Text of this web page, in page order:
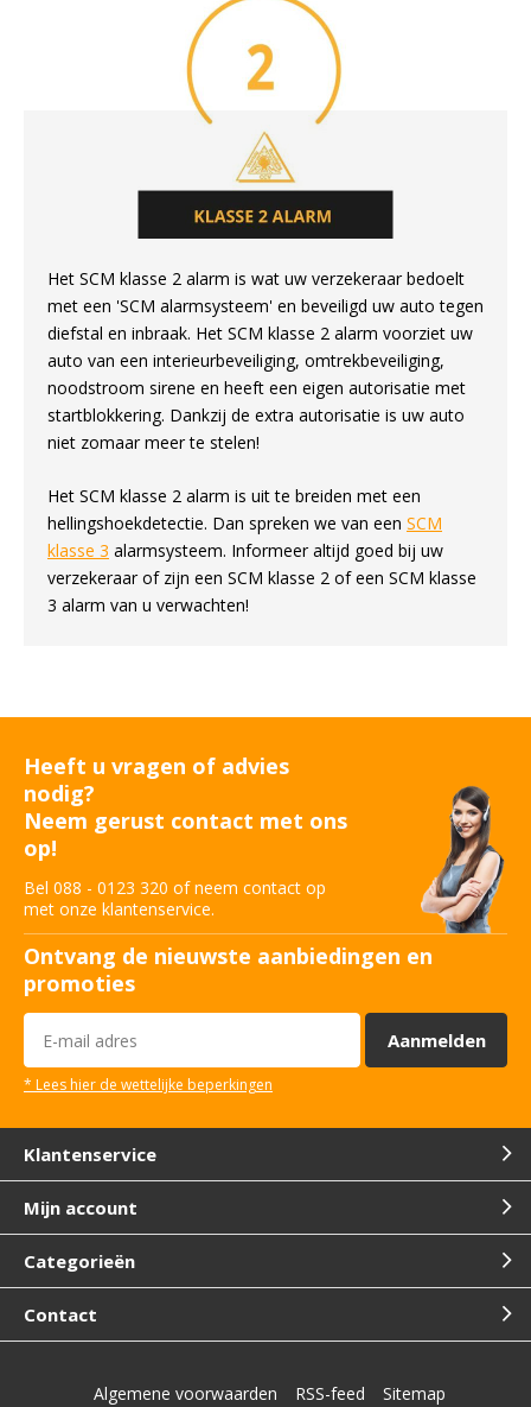
Het SCM klasse 2 alarm is wat uw verzekeraar bedoelt
met een 'SCM alarmsysteem' en beveiligd uw auto tegen
diefstal en inbraak. Het SCM klasse 2 alarm voorziet uw
auto van een interieurbeveiliging, omtrekbeveiliging,
noodstroom sirene en heeft een eigen autorisatie met
startblokkering. Dankzij de extra autorisatie is uw auto
niet zomaar meer te stelen!
Het SCM klasse 2 alarm is uit te breiden met een
hellingshoekdetectie. Dan spreken we van een SCM
klasse 3 alarmsysteem. Informeer altijd goed bij uw
verzekeraar of zijn een SCM klasse 2 of een SCM klasse
3 alarm van u verwachten!
Heeft u vragen of advies
nodig?
Neem gerust contact met ons
op!
Bel 088 - 0123 320 of neem contact op
met onze klantenservice.
Ontvang de nieuwste aanbiedingen en
promoties
Aanmelden
* Lees hier de wettelijke beperkingen
Klantenservice
Mijn account
Categorieën
Contact
Algemene voorwaarden RSS-feed Sitemap